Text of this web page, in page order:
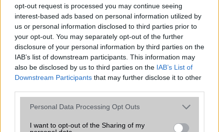
opt-out request is processed you may continue seeing
interest-based ads based on personal information utilized by
us or personal information disclosed to third parties prior to
your opt-out. You may separately opt-out of the further
disclosure of your personal information by third parties on the
IAB’s list of downstream participants. This information may
also be disclosed by us to third parties on the IAB’s List of
Downstream Participants that may further disclose it to other
Please note that this website/app uses one or more Google
not limited to your visit or usage behaviour. You may click to
Personal Data Processing Opt Outs
I want to opt-out of the Sharing of my
KAPCSOLÓDÓ HÍREK
Samsung S Voice: ICS mobilokra
Nem az iPhone 5 a legnépszerűbb mobil!
Több mint tízmillió iPhone-os Google Maps-ezik